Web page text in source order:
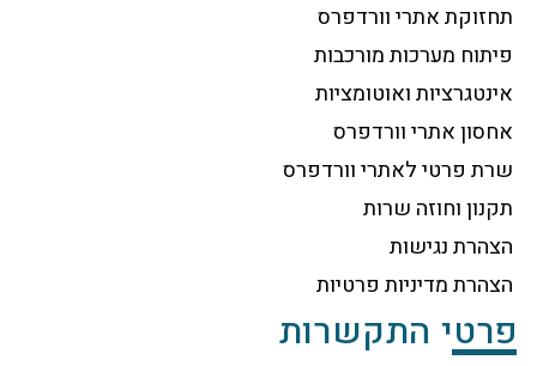
תחזוקת אתרי וורדפרס
פיתוח מערכות מורכבות
אינטגרציות ואוטומציות
אחסון אתרי וורדפרס
שרת פרטי לאתרי וורדפרס
תקנון וחוזה שרות
הצהרת נגישות
הצהרת מדיניות פרטיות
פרטי התקשרות